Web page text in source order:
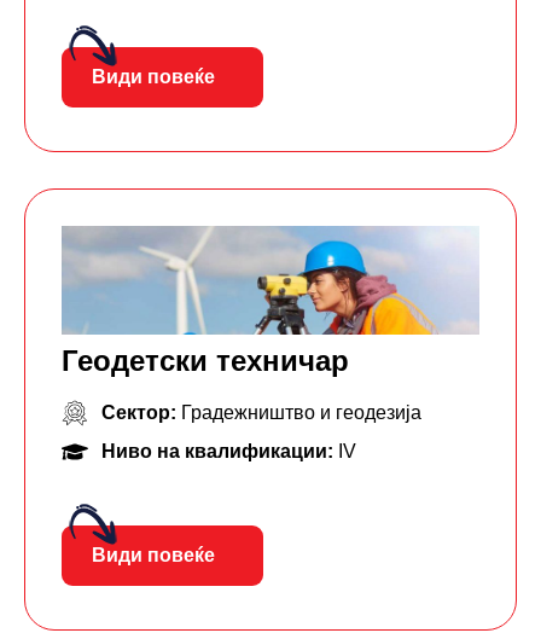
Види повеќе
Геодетски техничар
Сектор: Градежништво и геодезија
Ниво на квалификации: IV
Види повеќе